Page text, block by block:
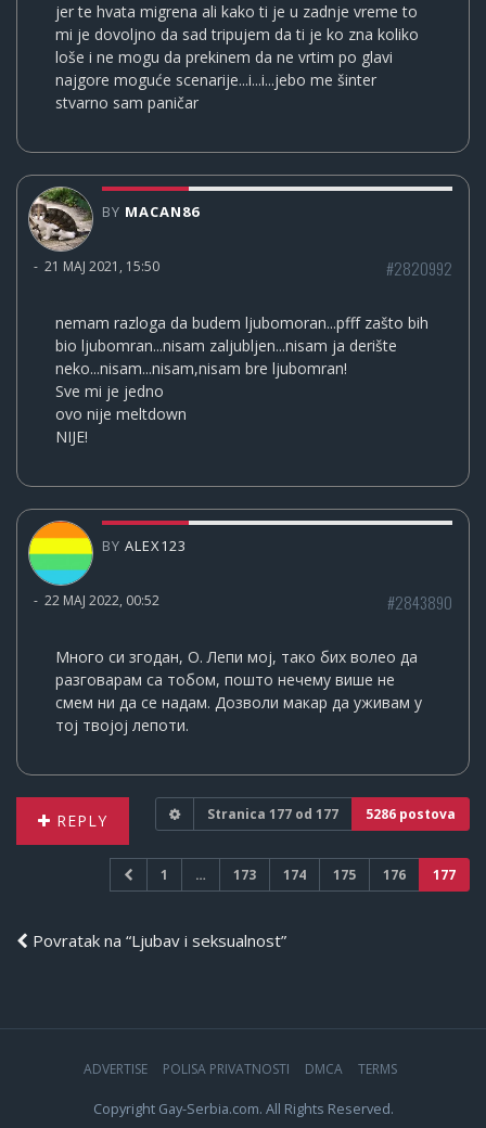
jer te hvata migrena ali kako ti je u zadnje vreme to
mi je dovoljno da sad tripujem da ti je ko zna koliko
loše i ne mogu da prekinem da ne vrtim po glavi
najgore moguće scenarije...i...i...jebo me šinter
stvarno sam paničar
BY MACAN86
- 21 MAJ 2021, 15:50 #2820992
nemam razloga da budem ljubomoran...pfff zašto bih
bio ljubomran...nisam zaljubljen...nisam ja derište
neko...nisam...nisam,nisam bre ljubomran!
Sve mi je jedno
ovo nije meltdown
NIJE!
BY ALEX123
- 22 MAJ 2022, 00:52 #2843890
Много си згодан, О. Лепи мој, тако бих волео да
разговарам са тобом, пошто нечему више не
смем ни да се надам. Дозволи макар да уживам у
тој твојој лепоти.
REPLY Stranica 177 od 177 5286 postova
1 … 173 174 175 176 177
Povratak na “Ljubav i seksualnost”
ADVERTISE POLISA PRIVATNOSTI DMCA TERMS
Copyright Gay-Serbia.com. All Rights Reserved.